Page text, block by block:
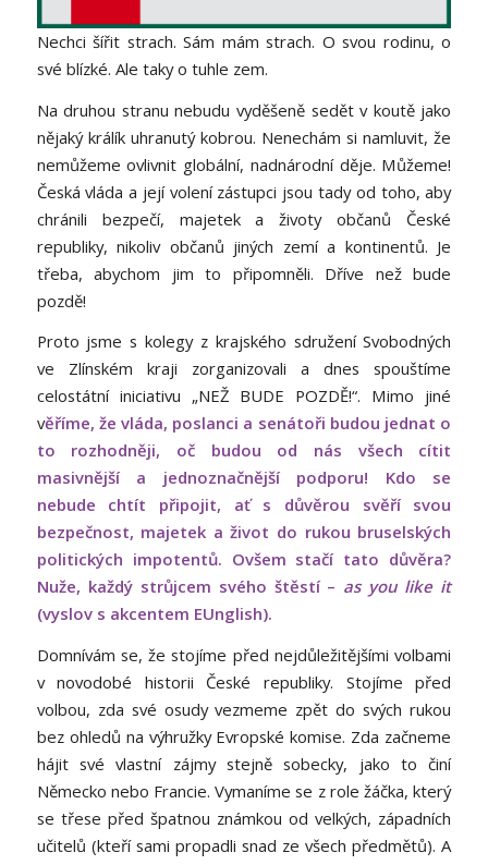
Nechci šířit strach. Sám mám strach. O svou rodinu, o
své blízké. Ale taky o tuhle zem.
Na druhou stranu nebudu vyděšeně sedět v koutě jako
nějaký králík uhranutý kobrou. Nenechám si namluvit, že
nemůžeme ovlivnit globální, nadnárodní děje. Můžeme!
Česká vláda a její volení zástupci jsou tady od toho, aby
chránili bezpečí, majetek a životy občanů České
republiky, nikoliv občanů jiných zemí a kontinentů. Je
třeba, abychom jim to připomněli. Dříve než bude
pozdě!
Proto jsme s kolegy z krajského sdružení Svobodných
ve Zlínském kraji zorganizovali a dnes spouštíme
celostátní iniciativu „NEŽ BUDE POZDĚ!“. Mimo jiné
věříme, že vláda, poslanci a senátoři budou jednat o
to rozhodněji, oč budou od nás všech cítit
masivnější a jednoznačnější podporu!
Kdo se
nebude chtít připojit, ať s důvěrou svěří svou
bezpečnost, majetek a život do rukou bruselských
politických impotentů. Ovšem stačí tato důvěra?
Nuže, každý strůjcem svého štěstí – as you like it
(vyslov s akcentem EUnglish).
Domnívám se, že stojíme před nejdůležitějšími volbami
v novodobé historii České republiky. Stojíme před
volbou, zda své osudy vezmeme zpět do svých rukou
bez ohledů na výhružky Evropské komise. Zda začneme
hájit své vlastní zájmy stejně sobecky, jako to činí
Německo nebo Francie. Vymaníme se z role žáčka, který
se třese před špatnou známkou od velkých, západních
učitelů (kteří sami propadli snad ze všech předmětů). A